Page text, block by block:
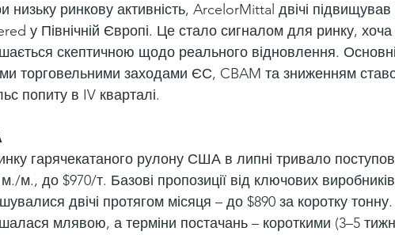
низьку ринкову активність, ArcelorMittal двічі підвищував
у Північній Європі. Це стало сигналом для ринку, хоча
скептичною щодо реального відновлення. Основні
торговельними заходами ЄС, CBAM та зниженням
попиту в IV кварталі.
гарячекатаного рулону США в липні тривало
м./м., до $970/т. Базові пропозиції від ключових
двічі протягом місяця – до $890 за коротку тонну.
млявою, а терміни постачань – короткими (3–5